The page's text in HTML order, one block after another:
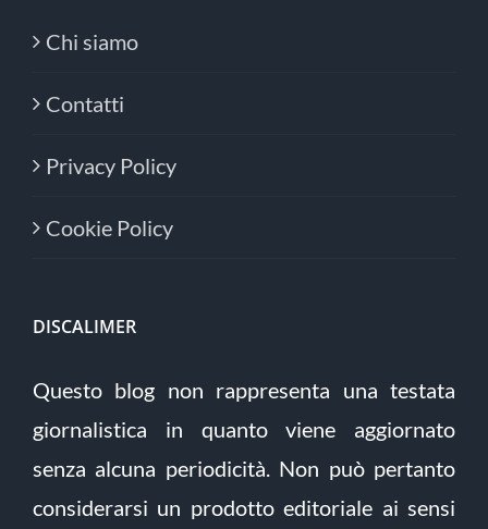
Chi siamo
Contatti
Privacy Policy
Cookie Policy
DISCALIMER
Questo blog non rappresenta una testata
giornalistica in quanto viene aggiornato
senza alcuna periodicità. Non può pertanto
considerarsi un prodotto editoriale ai sensi